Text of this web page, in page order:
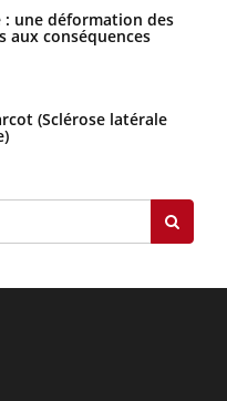
: une déformation des
aux conséquences
(Sclérose latérale